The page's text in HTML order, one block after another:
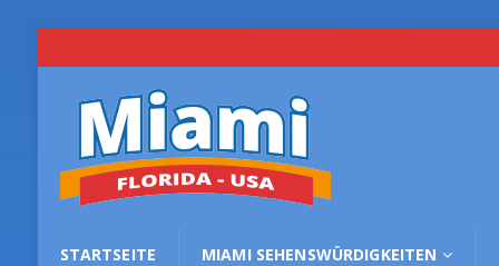
STARTSEITE MIAMI SEHENSWÜRDIGKEITEN